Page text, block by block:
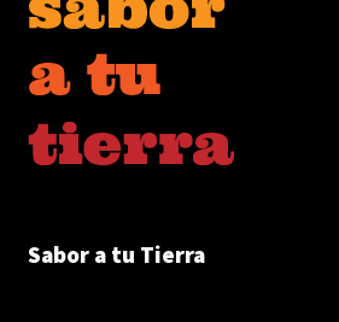
Sabor a tu Tierra